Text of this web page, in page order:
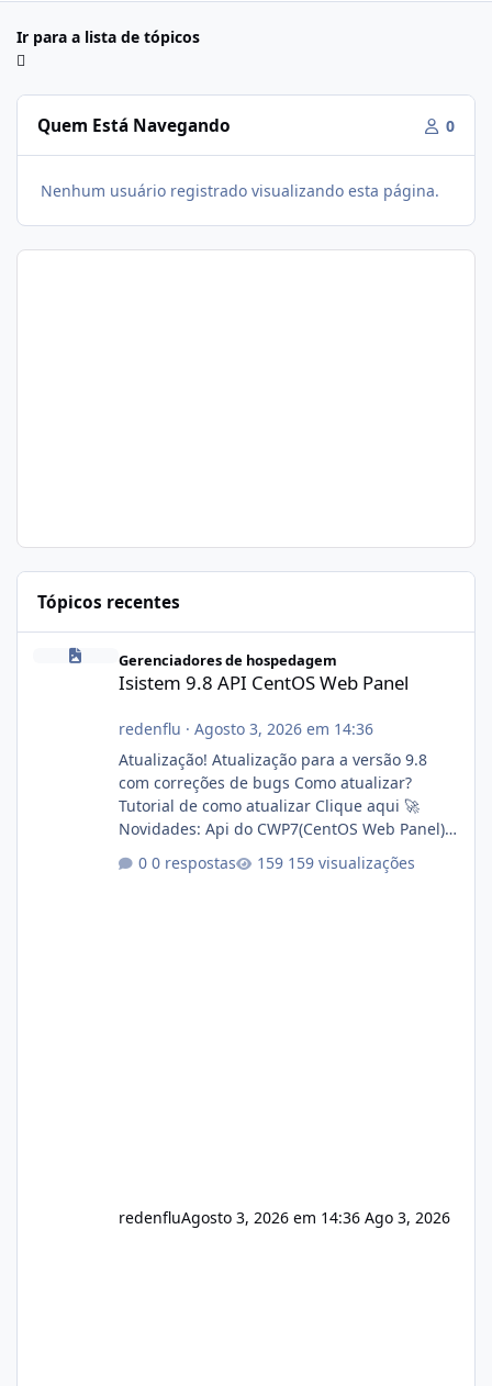
Ir para a lista de tópicos
Quem Está Navegando 0
Nenhum usuário registrado visualizando esta página.
Tópicos recentes
Isistem 9.8 API CentOS Web Panel
Gerenciadores de hospedagem
Isistem 9.8 API CentOS Web Panel
redenflu · Agosto 3, 2026 em 14:36
Atualização! Atualização para a versão 9.8
com correções de bugs Como atualizar?
Tutorial de como atualizar Clique aqui 🚀
Novidades: Api do CWP7(CentOS Web Panel)
Link publico para consulta de sub.dominio
autorizado a usasr o isistem:
0 respostas 159 visualizações
redenfluAgosto 3, 2026 em 14:36 Ago 3, 2026